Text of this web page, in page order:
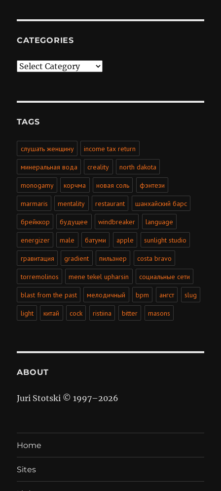
CATEGORIES
Categories
TAGS
слушать женщину income tax return
минеральная вода creality north dakota
monogamy корчма новая соль фэнтези
marmaris mentality restaurant шанхайский барс
брейккор будущее windbreaker language
energizer male батуми apple sunlight studio
гравитация gradient пильзнер costa bravo
torremolinos mene tekel upharsin социальные сети
blast from the past мелодичный bpm ангст slug
light китай cock ristiina bitter masons
ABOUT
Juri Stotski © 1997–2026
Home
Sites